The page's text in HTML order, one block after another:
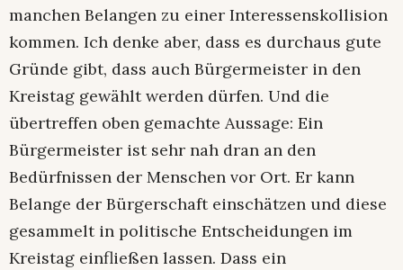
manchen Belangen zu einer Interessenskollision
kommen. Ich denke aber, dass es durchaus gute
Gründe gibt, dass auch Bürgermeister in den
Kreistag gewählt werden dürfen. Und die
übertreffen oben gemachte Aussage: Ein
Bürgermeister ist sehr nah dran an den
Bedürfnissen der Menschen vor Ort. Er kann
Belange der Bürgerschaft einschätzen und diese
gesammelt in politische Entscheidungen im
Kreistag einfließen lassen. Dass ein